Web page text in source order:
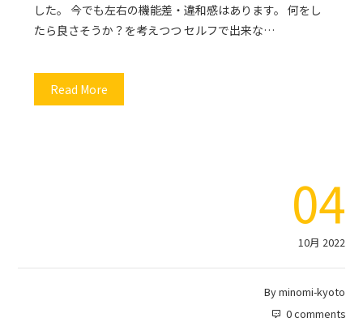
した。 今でも左右の機能差・違和感はあります。 何をし
たら良さそうか？を考えつつ セルフで出来な…
Read More
04
10月 2022
Byminomi-kyoto
0 comments